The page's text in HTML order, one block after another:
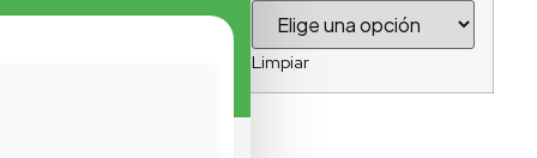
Peso de la caja
Limpiar